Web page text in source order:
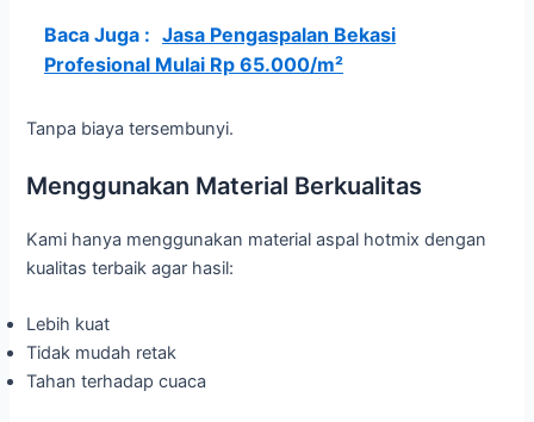
Baca Juga : Jasa Pengaspalan Bekasi
Profesional Mulai Rp 65.000/m²
Tanpa biaya tersembunyi.
Menggunakan Material Berkualitas
Kami hanya menggunakan material aspal hotmix dengan
kualitas terbaik agar hasil:
Lebih kuat
Tidak mudah retak
Tahan terhadap cuaca